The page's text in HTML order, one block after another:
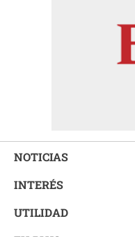
NOTICIAS
INTERÉS
UTILIDAD